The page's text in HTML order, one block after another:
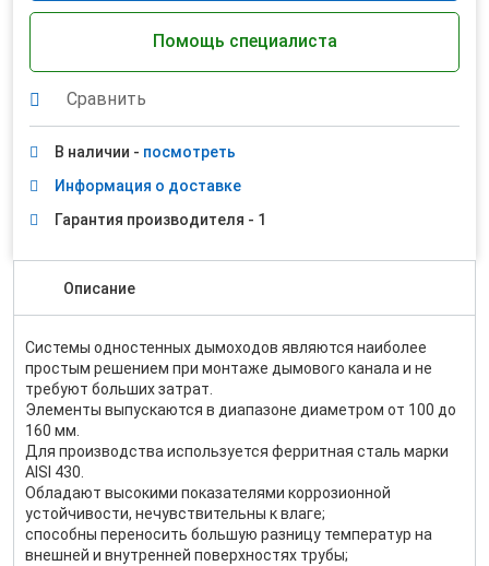
Помощь специалиста
Сравнить
В наличии - посмотреть
Информация о доставке
Гарантия производителя - 1
Описание
Системы одностенных дымоходов являются наиболее
простым решением при монтаже дымового канала и не
требуют больших затрат.
Элементы выпускаются в диапазоне диаметром от 100 до
160 мм.
Для производства используется ферритная сталь марки
AISI 430.
Обладают высокими показателями коррозионной
устойчивости, нечувствительны к влаге;
способны переносить большую разницу температур на
внешней и внутренней поверхностях трубы;